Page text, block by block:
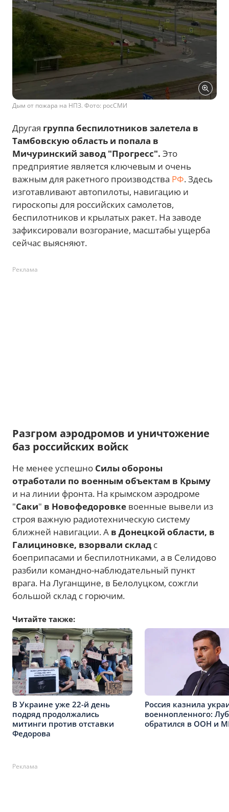
Дым от пожара на НПЗ. Фото: росСМИ
Другая группа беспилотников залетела в
Тамбовскую область и попала в
Мичуринский завод "Прогресс". Это
предприятие является ключевым и очень
важным для ракетного производства РФ. Здесь
изготавливают автопилоты, навигацию и
гироскопы для российских самолетов,
беспилотников и крылатых ракет. На заводе
зафиксировали возгорание, масштабы ущерба
сейчас выясняют.
Реклама
Разгром аэродромов и уничтожение
баз российских войск
Не менее успешно Силы обороны
отработали по военным объектам в Крыму
и на линии фронта. На крымском аэродроме
"Саки" в Новофедоровке военные вывели из
строя важную радиотехническую систему
ближней навигации. А в Донецкой области, в
Галициновке, взорвали склад с
боеприпасами и беспилотниками, а в Селидово
разбили командно-наблюдательный пункт
врага. На Луганщине, в Белолуцком, сожгли
большой склад с горючим.
Читайте также:
В Украине уже 22-й день
подряд продолжались
митинги против отставки
Федорова
Россия казнила
военнопленного:
обратился в ООН и
Реклама